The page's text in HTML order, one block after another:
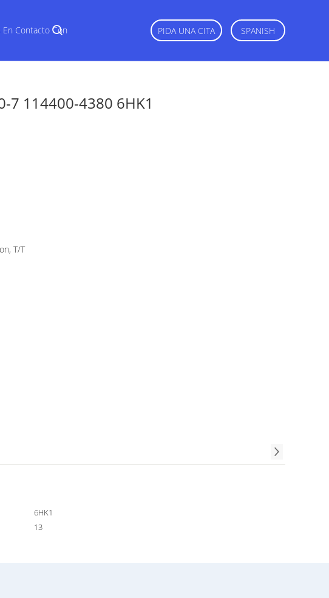
En Contacto Con PIDA UNA CITA SPANISH
7 114400-4380 6HK1
T/T
6HK1
13